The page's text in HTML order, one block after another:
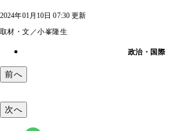
2024年01月10日 07:30 更新
取材・文／小峯隆生
政治・国際
前へ
次へ